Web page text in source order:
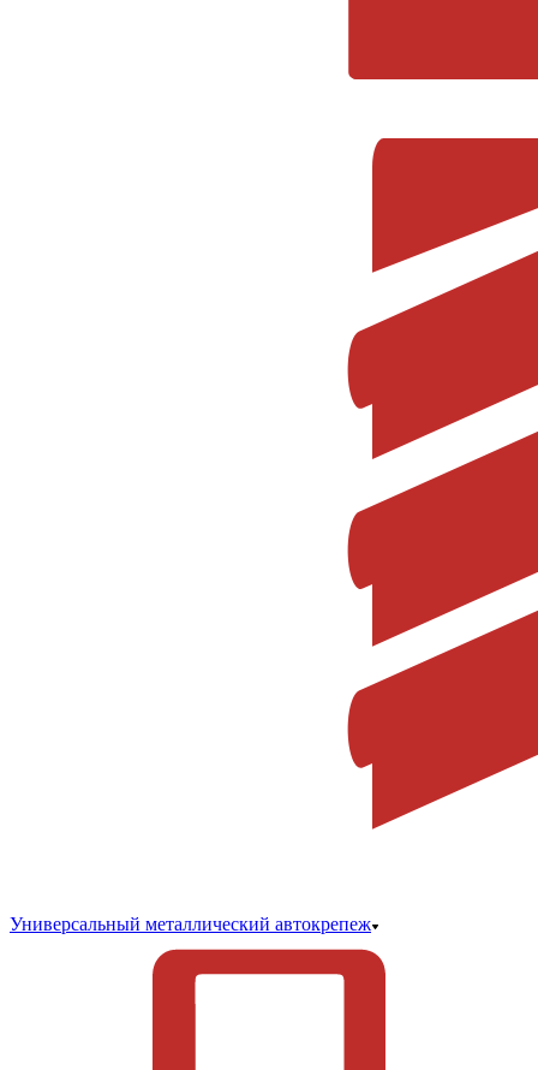
Универсальный металлический автокрепеж